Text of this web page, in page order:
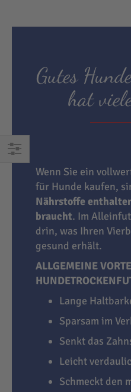
EINKAUFEN
Gutes
hat
Wenn Sie ein
für Hunde kaufen,
Nährstoffe
braucht. Im
drin, was Ihren
gesund erhält.
ALLGEMEINE
Lange
Sparsam im
Senkt das
Leicht
Schmeckt den